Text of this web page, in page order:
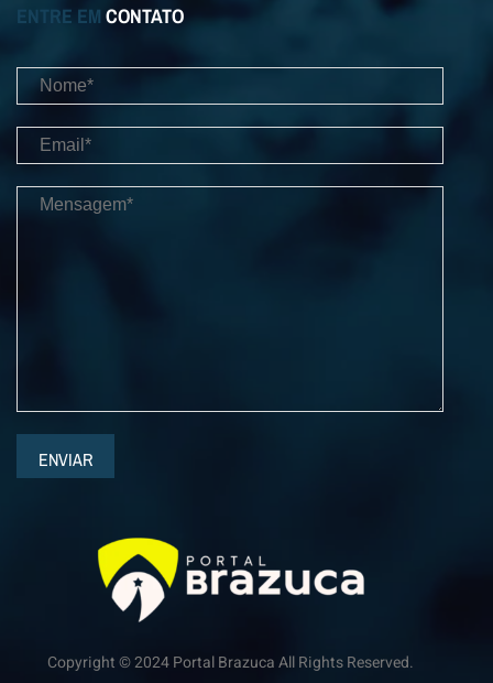
ENTRE EM CONTATO
ENVIAR
Copyright © 2024 Portal Brazuca All Rights Reserved.